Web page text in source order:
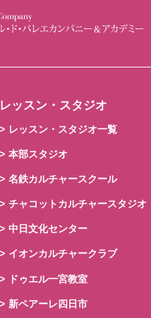
レッスン・スタジオ
レッスン・スタジオ一覧
本部スタジオ
名鉄カルチャースクール
チャコットカルチャースタジオ
中日文化センター
イオンカルチャークラブ
ドゥエル一宮教室
新ペアーレ四日市